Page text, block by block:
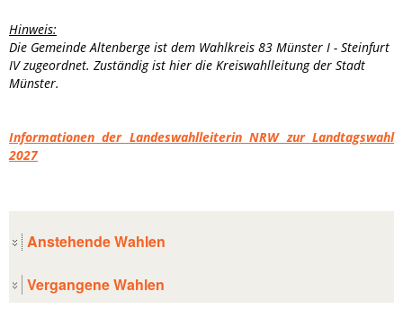
Hinweis:
Die Gemeinde Altenberge ist dem Wahlkreis 83 Münster I - Steinfurt
IV zugeordnet. Zuständig ist hier die Kreiswahlleitung der Stadt
Münster.
Informationen der Landeswahlleiterin NRW zur Landtagswahl
2027
Anstehende Wahlen
Vergangene Wahlen